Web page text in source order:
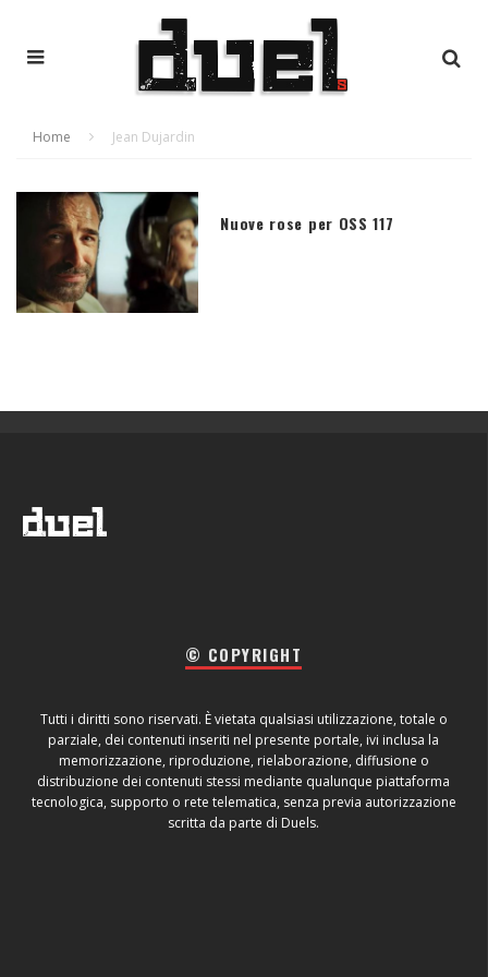
Home Jean Dujardin
Nuove rose per OSS 117
© COPYRIGHT
Tutti i diritti sono riservati. È vietata qualsiasi utilizzazione, totale o
parziale, dei contenuti inseriti nel presente portale, ivi inclusa la
memorizzazione, riproduzione, rielaborazione, diffusione o
distribuzione dei contenuti stessi mediante qualunque piattaforma
tecnologica, supporto o rete telematica, senza previa autorizzazione
scritta da parte di Duels.